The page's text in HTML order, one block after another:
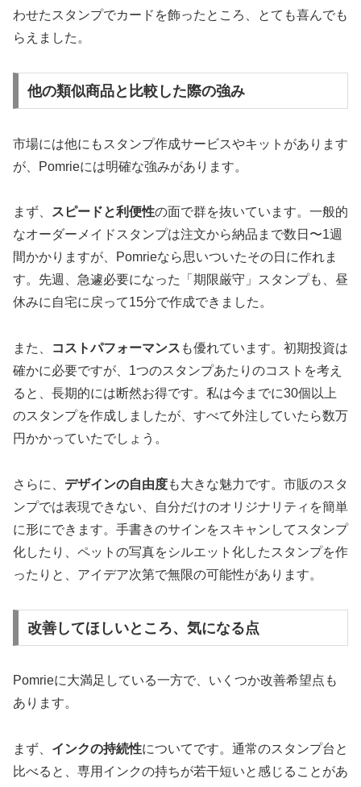
わせたスタンプでカードを飾ったところ、とても喜んでも
らえました。
他の類似商品と比較した際の強み
市場には他にもスタンプ作成サービスやキットがあります
が、Pomrieには明確な強みがあります。
まず、 スピードと利便性の面で群を抜いています。一般的
なオーダーメイドスタンプは注文から納品まで数日〜1週
間かかりますが、Pomrieなら思いついたその日に作れま
す。先週、急遽必要になった「期限厳守」スタンプも、昼
休みに自宅に戻って15分で作成できました。
また、 コストパフォーマンス も優れています。初期投資は
確かに必要ですが、1つのスタンプあたりのコストを考え
ると、長期的には断然お得です。私は今までに30個以上
のスタンプを作成しましたが、すべて外注していたら数万
円かかっていたでしょう。
さらに、 デザインの自由度も大きな魅力です。市販のスタ
ンプでは表現できない、自分だけのオリジナリティを簡単
に形にできます。手書きのサインをスキャンしてスタンプ
化したり、ペットの写真をシルエット化したスタンプを作
ったりと、アイデア次第で無限の可能性があります。
改善してほしいところ、気になる点
Pomrieに大満足している一方で、いくつか改善希望点も
あります。
まず、 インクの持続性についてです。通常のスタンプ台と
比べると、専用インクの持ちが若干短いと感じることがあ